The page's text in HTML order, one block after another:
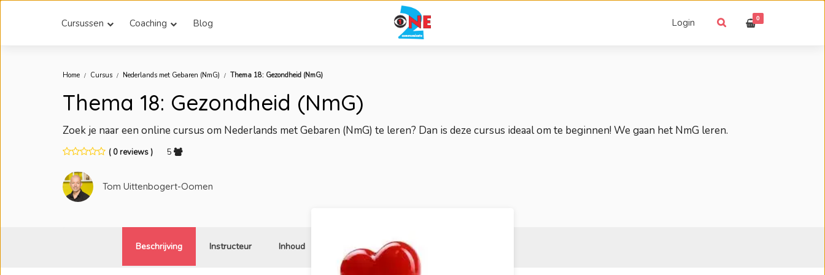
Cursussen Coaching Blog Login 0
Home Cursus Nederlands met Gebaren (NmG) Thema 18: Gezondheid (NmG)
Thema 18: Gezondheid (NmG)
Zoek je naar een online cursus om Nederlands met Gebaren (NmG) te leren? Dan is deze cursus ideaal om te beginnen! We gaan het NmG leren.
( 0 reviews ) 5
Tom Uittenbogert-Oomen
Beschrijving Instructeur Inhoud Reviews Gerelateerd